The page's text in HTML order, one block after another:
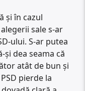
și în cazul
sale s-ar
ului. S-ar putea
dea seama că
atât de bun și
pierde la